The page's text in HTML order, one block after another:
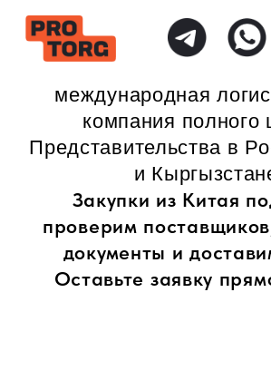
Представительства в России, Китае
и Кыргызстане
Закупки из Китая под ключ:
проверим поставщиков, оформим
документы и доставим товар.
Оставьте заявку прямо сейчас!
ОСТАВИТЬ ЗАЯВКУ